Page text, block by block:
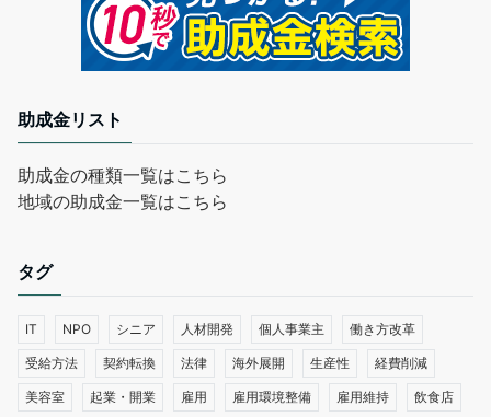
助成金リスト
助成金の種類一覧はこちら
地域の助成金一覧はこちら
タグ
IT NPO シニア 人材開発 個人事業主 働き方改革
受給方法 契約転換 法律 海外展開 生産性 経費削減
美容室 起業・開業 雇用 雇用環境整備 雇用維持 飲食店